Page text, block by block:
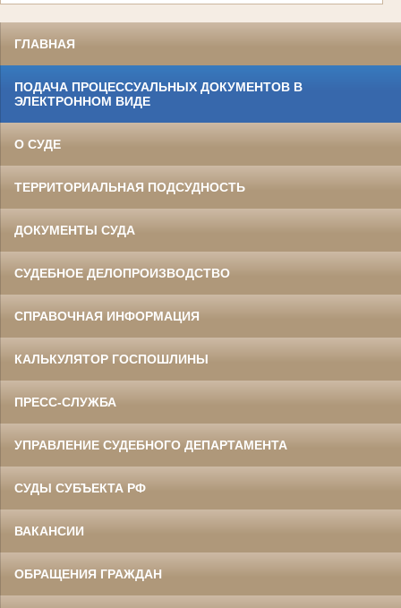
ГЛАВНАЯ
ПОДАЧА ПРОЦЕССУАЛЬНЫХ ДОКУМЕНТОВ В
ЭЛЕКТРОННОМ ВИДЕ
О СУДЕ
ТЕРРИТОРИАЛЬНАЯ ПОДСУДНОСТЬ
ДОКУМЕНТЫ СУДА
СУДЕБНОЕ ДЕЛОПРОИЗВОДСТВО
СПРАВОЧНАЯ ИНФОРМАЦИЯ
КАЛЬКУЛЯТОР ГОСПОШЛИНЫ
ПРЕСС-СЛУЖБА
УПРАВЛЕНИЕ СУДЕБНОГО ДЕПАРТАМЕНТА
СУДЫ СУБЪЕКТА РФ
ВАКАНСИИ
ОБРАЩЕНИЯ ГРАЖДАН